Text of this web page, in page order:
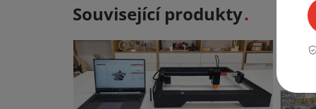
Související produkty